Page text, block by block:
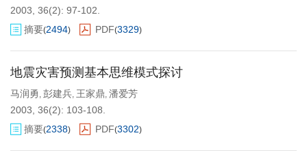
2003, 36(2): 97-102.
摘要(2494) PDF(3329)
地震灾害预测基本思维模式探讨
马润勇 , 彭建兵, 王家鼎, 潘爱芳
2003, 36(2): 103-108.
摘要(2338) PDF(3302)